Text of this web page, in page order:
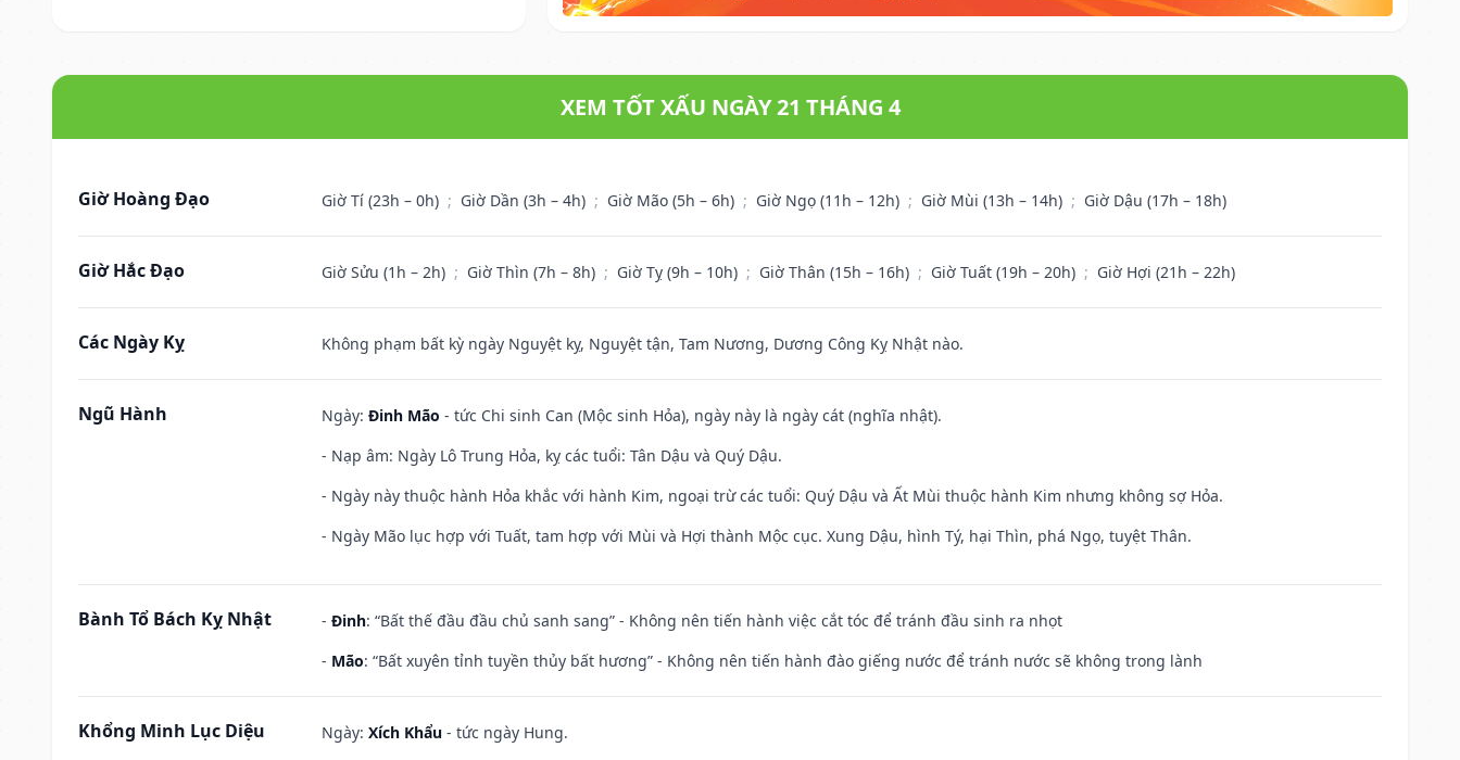
XEM TỐT XẤU NGÀY 21 THÁNG 4
Giờ Hoàng Đạo Giờ Tí (23h – 0h) ; Giờ Dần (3h – 4h) ; Giờ Mão (5h – 6h) ; Giờ Ngọ (11h – 12h) ; Giờ Mùi (13h – 14h) ; Giờ Dậu (17h – 18h)
Giờ Hắc Đạo Giờ Sửu (1h – 2h) ; Giờ Thìn (7h – 8h) ; Giờ Tỵ (9h – 10h) ; Giờ Thân (15h – 16h) ; Giờ Tuất (19h – 20h) ; Giờ Hợi (21h – 22h)
Các Ngày Kỵ Không phạm bất kỳ ngày Nguyệt kỵ, Nguyệt tận, Tam Nương, Dương Công Kỵ Nhật nào.
Ngũ Hành Ngày: Đinh Mão - tức Chi sinh Can (Mộc sinh Hỏa), ngày này là ngày cát (nghĩa nhật).
- Nạp âm: Ngày Lô Trung Hỏa, kỵ các tuổi: Tân Dậu và Quý Dậu.
- Ngày này thuộc hành Hỏa khắc với hành Kim, ngoại trừ các tuổi: Quý Dậu và Ất Mùi thuộc hành Kim nhưng không sợ Hỏa.
- Ngày Mão lục hợp với Tuất, tam hợp với Mùi và Hợi thành Mộc cục. Xung Dậu, hình Tý, hại Thìn, phá Ngọ, tuyệt Thân.
Bành Tổ Bách Kỵ Nhật - Đinh: “Bất thế đầu đầu chủ sanh sang” - Không nên tiến hành việc cắt tóc để tránh đầu sinh ra nhọt
- Mão: “Bất xuyên tỉnh tuyền thủy bất hương” - Không nên tiến hành đào giếng nước để tránh nước sẽ không trong lành
Khổng Minh Lục Diệu Ngày: Xích Khẩu - tức ngày Hung.